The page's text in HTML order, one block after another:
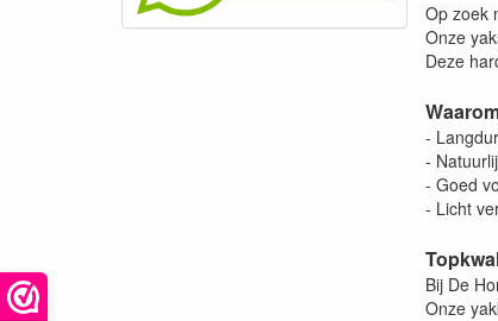
Op zoek
Onze
Deze
-
-
- Goed
- Licht
Bij De
Onze